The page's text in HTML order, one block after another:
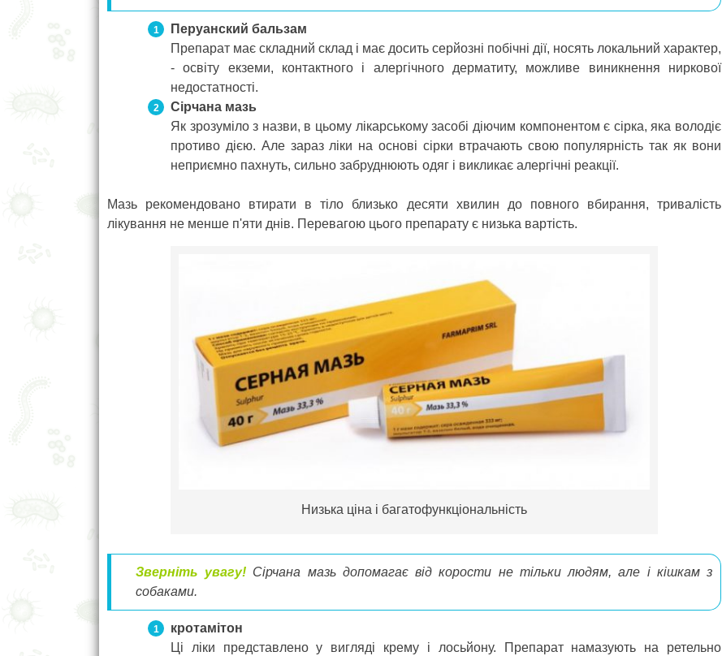
Перуанский бальзам
Препарат має складний склад і має досить серйозні побічні дії, носять локальний характер,
- освіту екземи, контактного і алергічного дерматиту, можливе виникнення ниркової
недостатності.
Сірчана мазь
Як зрозуміло з назви, в цьому лікарському засобі діючим компонентом є сірка, яка володіє
противо дією. Але зараз ліки на основі сірки втрачають свою популярність так як вони
неприємно пахнуть, сильно забруднюють одяг і викликає алергічні реакції.
Мазь рекомендовано втирати в тіло близько десяти хвилин до повного вбирання, тривалість
лікування не менше п'яти днів. Перевагою цього препарату є низька вартість.
Низька ціна і багатофункціональність
Зверніть увагу! Сірчана мазь допомагає від корости не тільки людям, але і кішкам з
собаками.
кротамітон
Ці ліки представлено у вигляді крему і лосьйону. Препарат намазують на ретельно